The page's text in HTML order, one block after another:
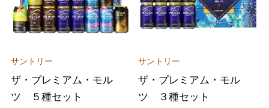
サントリー
ザ・プレミアム・モル
ツ ５種セット
サントリー
ザ・プレミアム・モル
ツ ３種セット